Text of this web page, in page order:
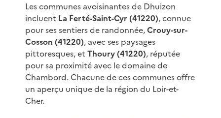
Les communes avoisinantes de Dhuizon
incluent La Ferté-Saint-Cyr (41220), connue
pour ses sentiers de randonnée,Crouy-sur-
Cosson (41220), avec ses paysages
pittoresques, et Thoury (41220), réputée
pour sa proximité avec le domaine de
Chambord. Chacune de ces communes offre
un aperçu unique de la région du Loir-et-
Cher.